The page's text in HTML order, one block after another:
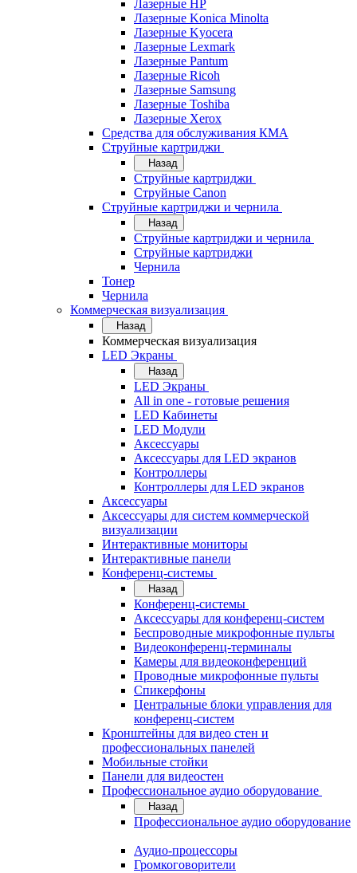
Лазерные HP
Лазерные Konica Minolta
Лазерные Kyocera
Лазерные Lexmark
Лазерные Pantum
Лазерные Ricoh
Лазерные Samsung
Лазерные Toshiba
Лазерные Xerox
Средства для обслуживания КМА
Струйные картриджи
Назад
Струйные картриджи
Струйные Canon
Струйные картриджи и чернила
Назад
Струйные картриджи и чернила
Струйные картриджи
Чернила
Тонер
Чернила
Коммерческая визуализация
Назад
Коммерческая визуализация
LED Экраны
Назад
LED Экраны
All in one - готовые решения
LED Кабинеты
LED Модули
Аксессуары
Аксессуары для LED экранов
Контроллеры
Контроллеры для LED экранов
Аксессуары
Аксессуары для систем коммерческой
визуализации
Интерактивные мониторы
Интерактивные панели
Конференц-системы
Назад
Конференц-системы
Аксессуары для конференц-систем
Беспроводные микрофонные пульты
Видеоконференц-терминалы
Камеры для видеоконференций
Проводные микрофонные пульты
Спикерфоны
Центральные блоки управления для
конференц-систем
Кронштейны для видео стен и
профессиональных панелей
Мобильные стойки
Панели для видеостен
Профессиональное аудио оборудование
Назад
Профессиональное аудио оборудование
Аудио-процессоры
Громкоговорители